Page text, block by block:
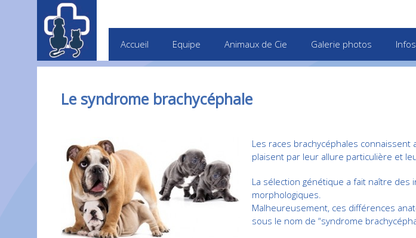
Accueil Equipe Animaux de Cie Galerie photos
Le syndrome brachycéphale
Les races brachycéphales
plaisent par leur allure particulière et
La sélection génétique a fait naître
morphologiques.
Malheureusement, ces différences
sous le nom de “syndrome